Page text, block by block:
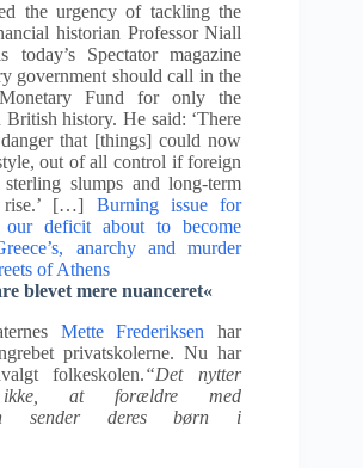
the urgency of tackling the
historian Professor Niall
today’s Spectator magazine
government should call in the
Fund for only the
British history. He said: ‘There
that [things] could now
out of all control if foreign
slumps and long-term
rise.’ […] Burning issue for
deficit about to become
anarchy and murder
of Athens
blevet mere nuanceret«
Mette Frederiksen har
privatskolerne. Nu har
folkeskolen.“Det nytter
ikke, at forældre med
sender deres børn i